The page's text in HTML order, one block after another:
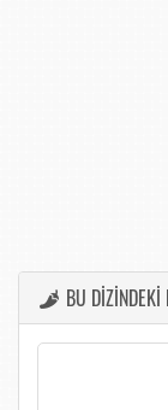
BU DİZİNDEKİ